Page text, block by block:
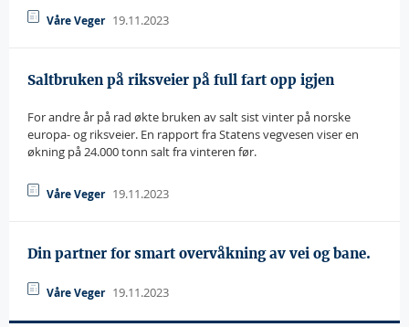
Våre Veger 19.11.2023
Saltbruken på riksveier på full fart opp igjen
For andre år på rad økte bruken av salt sist vinter på norske
europa- og riksveier. En rapport fra Statens vegvesen viser en
økning på 24.000 tonn salt fra vinteren før.
Våre Veger 19.11.2023
Din partner for smart overvåkning av vei og bane.
Våre Veger 19.11.2023